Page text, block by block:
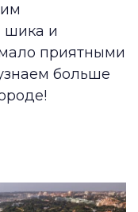
и
приятными
больше